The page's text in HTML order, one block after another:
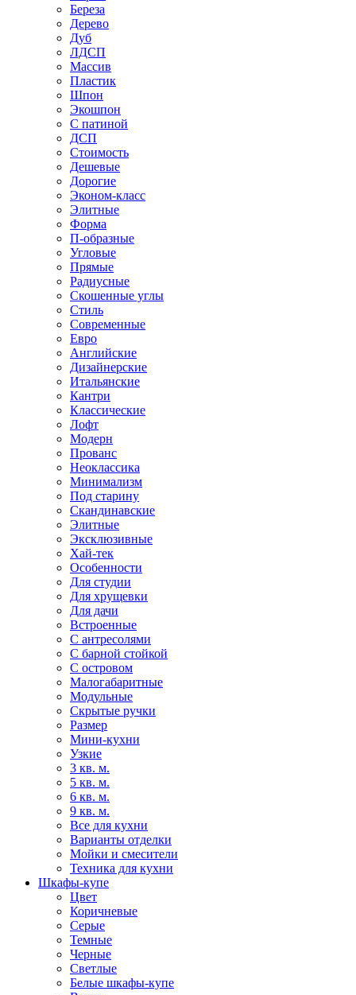
Береза
Дерево
Дуб
ЛДСП
Массив
Пластик
Шпон
Экошпон
С патиной
ДСП
Стоимость
Дешевые
Дорогие
Эконом-класс
Элитные
Форма
П-образные
Угловые
Прямые
Радиусные
Скошенные углы
Стиль
Современные
Евро
Английские
Дизайнерские
Итальянские
Кантри
Классические
Лофт
Модерн
Прованс
Неоклассика
Минимализм
Под старину
Скандинавские
Элитные
Эксклюзивные
Хай-тек
Особенности
Для студии
Для хрущевки
Для дачи
Встроенные
С антресолями
С барной стойкой
С островом
Малогабаритные
Модульные
Скрытые ручки
Размер
Мини-кухни
Узкие
3 кв. м.
5 кв. м.
6 кв. м.
9 кв. м.
Все для кухни
Варианты отделки
Мойки и смесители
Техника для кухни
Шкафы-купе
Цвет
Коричневые
Серые
Темные
Черные
Светлые
Белые шкафы-купе